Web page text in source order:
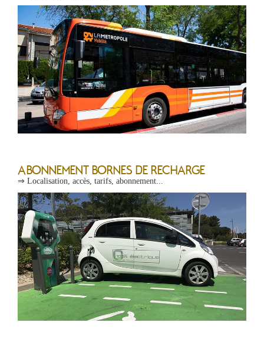
ABONNEMENT BORNES DE RECHARGE
⇒ Localisation, accès, tarifs, abonnement...